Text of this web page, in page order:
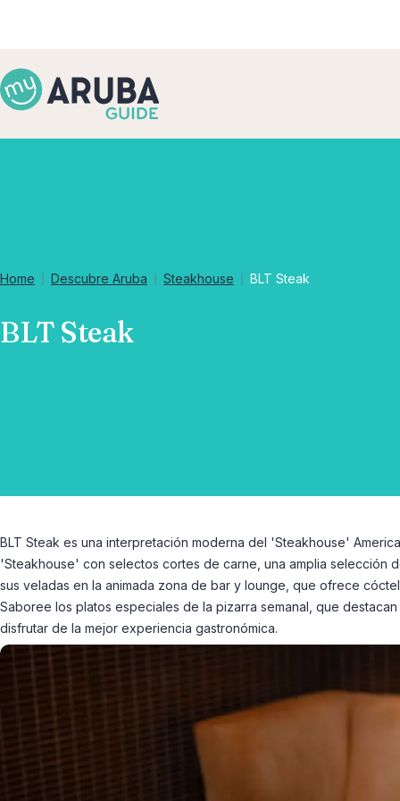
Home Descubre Aruba Steakhouse BLT Steak
BLT Steak
BLT Steak es una interpretación moderna del 'Steakhouse'
'Steakhouse' con selectos cortes de carne, una amplia selección
sus veladas en la animada zona de bar y lounge, que ofrece
Saboree los platos especiales de la pizarra semanal, que
disfrutar de la mejor experiencia gastronómica.